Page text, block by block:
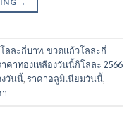
ลละกี่บาท,ขวดแก้วโลละกี่
คาทองเหลืองวันนี้กิโลละ 2566
วันนี้,ราคาอลูมิเนียมวันนี้,